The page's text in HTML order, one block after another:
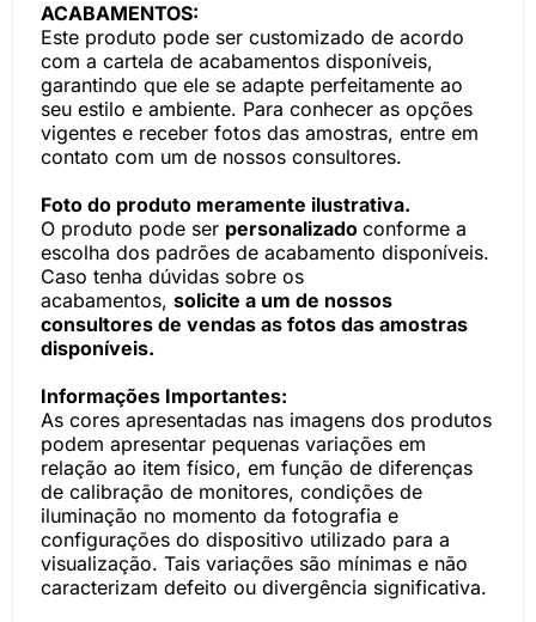
ACABAMENTOS:
Este produto pode ser customizado de acordo
com a cartela de acabamentos disponíveis,
garantindo que ele se adapte perfeitamente ao
seu estilo e ambiente. Para conhecer as opções
vigentes e receber fotos das amostras, entre em
contato com um de nossos consultores.
Foto do produto meramente ilustrativa.
O produto pode ser personalizado conforme a
escolha dos padrões de acabamento disponíveis.
Caso tenha dúvidas sobre os
acabamentos, solicite a um de nossos
consultores de vendas as fotos das amostras
disponíveis.
Informações Importantes:
As cores apresentadas nas imagens dos produtos
podem apresentar pequenas variações em
relação ao item físico, em função de diferenças
de calibração de monitores, condições de
iluminação no momento da fotografia e
configurações do dispositivo utilizado para a
visualização. Tais variações são mínimas e não
caracterizam defeito ou divergência significativa.